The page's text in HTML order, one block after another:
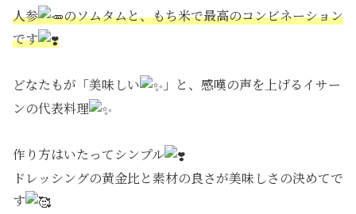
人参
のソムタムと、もち米で最高のコンビネーション
です
どなたもが「美味しい
」と、感嘆の声を上げるイサー
ンの代表料理
⁡作り方はいたってシンプル
⁡ドレッシングの黄金比と素材の良さが美味しさの決めてで
す